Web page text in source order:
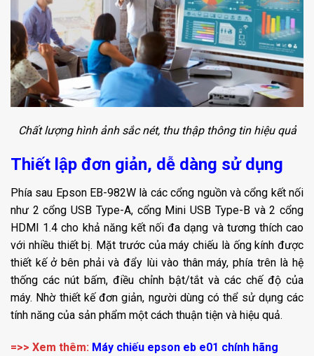
Chất lượng hình ảnh sắc nét, thu thập thông tin hiệu quả
Thiết lập đơn giản, dễ dàng sử dụng
Phía sau Epson EB-982W là các cổng nguồn và cổng kết nối
như 2 cổng USB Type-A, cổng Mini USB Type-B và 2 cổng
HDMI 1.4 cho khả năng kết nối đa dạng và tương thích cao
với nhiều thiết bị. Mặt trước của máy chiếu là ống kính được
thiết kế ở bên phải và đẩy lùi vào thân máy, phía trên là hệ
thống các nút bấm, điều chỉnh bật/tắt và các chế độ của
máy. Nhờ thiết kế đơn giản, người dùng có thể sử dụng các
tính năng của sản phẩm một cách thuận tiện và hiệu quả.
=>> Xem thêm: Máy chiếu epson eb e01 chính hãng